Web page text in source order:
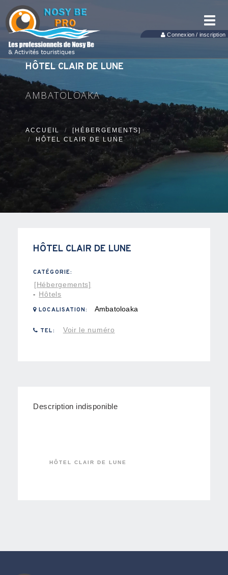
Connexion / inscription
HÔTEL CLAIR DE LUNE
AMBATOLOAKA
ACCUEIL
[HÉBERGEMENTS]
HÔTEL CLAIR DE LUNE
HÔTEL CLAIR DE LUNE
CATÉGORIE:
[Hébergements]
- Hôtels
LOCALISATION: Ambatoloaka
TEL: Voir le numéro
Description indisponible
HÔTEL CLAIR DE LUNE